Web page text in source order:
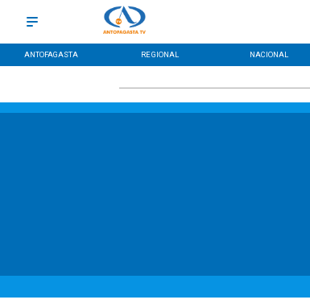
ANTOFAGASTA REGIONAL NACIONAL